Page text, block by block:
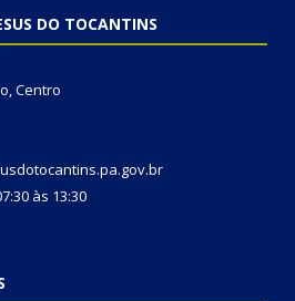
DO TOCANTINS
Centro
às 13:30